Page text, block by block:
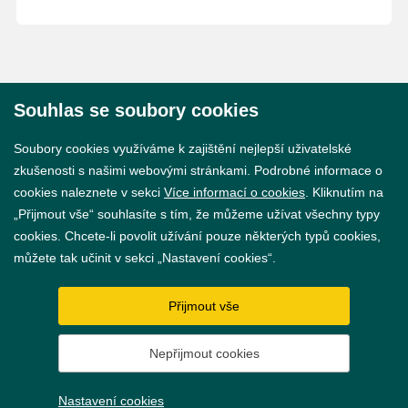
GDPR
Nastavení cookies
Souhlas se soubory cookies
Soubory cookies využíváme k zajištění nejlepší uživatelské
zkušenosti s našimi webovými stránkami. Podrobné informace o
cookies naleznete v sekci Více informací o cookies . Kliknutím na
„Přijmout vše“ souhlasíte s tím, že můžeme užívat všechny typy
cookies. Chcete-li povolit užívání pouze některých typů cookies,
můžete tak učinit v sekci „Nastavení cookies“.
Přijmout vše
Nepřijmout cookies
Nastavení cookies